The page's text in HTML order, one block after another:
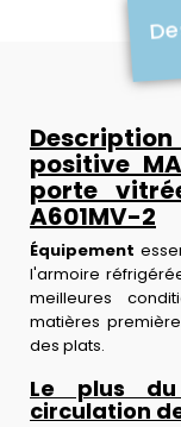
positive
porte
A601MV-2
Équipement
l'armoire
meilleures
matières
des plats.
Le plus
circulation